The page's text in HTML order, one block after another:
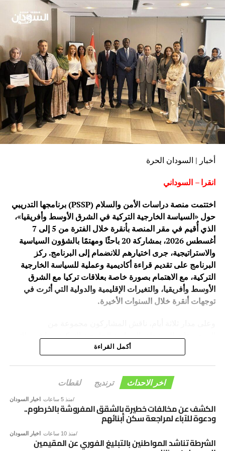
أخبار | السودان الحرة
انقرا – السوداني
اختتمت منصة دراسات الأمن والسلام (PSSP) برنامجها التدريبي
حول «السياسة الخارجية التركية في الشرق الأوسط وأفريقيا»،
الذي أُقيم في مقر المنصة بأنقرة خلال الفترة من 5 إلى 7
أغسطس 2026، بمشاركة 20 باحثًا ومهتمًا بالشؤون السياسية
والاستراتيجية، جرى اختيارهم للانضمام إلى البرنامج. ركز
البرنامج على تقديم قراءة أكاديمية وعملية للسياسة الخارجية
التركية، مع الاهتمام بصورة خاصة بعلاقات تركيا مع الشرق
الأوسط وأفريقيا، والتغيرات الإقليمية والدولية التي أثرت في
توجهات أنقرة خلال السنوات الأخيرة.
تطورها ومرتكزاتها، وعلاقات تركيا مع دول الشرق الأوسط،
وهم: “د. نوري سالك – جامعة أنقرة يلدريم بيازيد، د. يونس
تورهان – جامعة أنقرة حاجي بيرام ولي، د. قدير إرتاج تشيليك –
جامعة أنقرة حاجي بيرام ولي، د. إبراهيم ناصر ـ مدير منصة
دراسات الأمن والسلام (PSSP)”.
أكمل القراءة
اخر الاحداث ترنديج لقطات
اخبار السودان منذ 5 ساعات
الكشف عن مخالفات خطيرة بالشقق المفروشة بالخرطوم..
ودعوة للآباء لمراجعة سكن أبنائهم
اخبار السودان منذ 10 ساعات
الشرطة تناشد المواطنين بالتبليغ الفوري عن المقيمين